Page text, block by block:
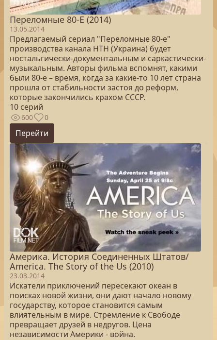
Переломные 80-Е (2014)
13.05.2014
Предлагаемый сериал "Переломные 80-е"
производства канала НТН (Украина) будет
ностальгически-документальным и саркастически-
музыкальным. Авторы фильма вспомнят, какими
были 80-е – время, когда за какие-то 10 лет страна
прошла от стабильности застоя до реформ,
которые закончились крахом СССР.
10 серий
600 0
Перейти
Америка. История Соединенных Штатов/
America. The Story of the Us (2010)
23.03.2014
Искатели приключений пересекают океан в
поисках новой жизни, они дают начало новому
государству, которое становится самым
влиятельным в мире. Стремление к Свободе
превращает друзей в недругов. Цена
независимости Америки - война.